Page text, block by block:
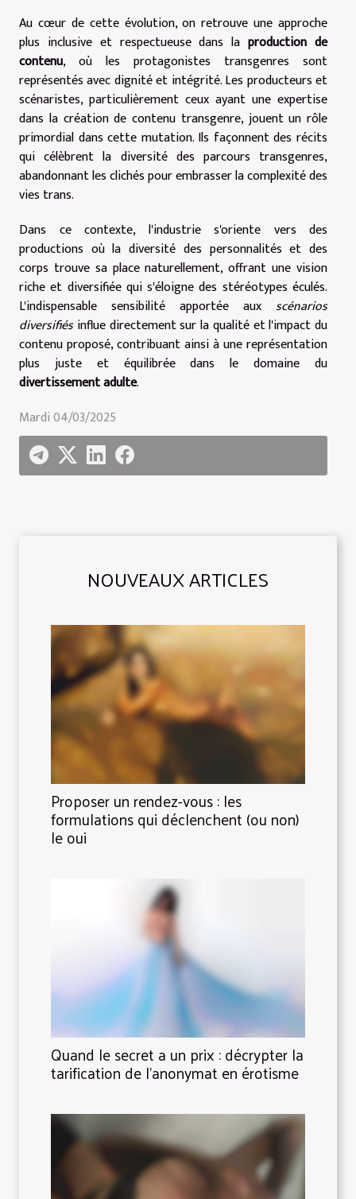
Au cœur de cette évolution, on retrouve une approche
plus inclusive et respectueuse dans laproduction de
contenu, où les protagonistes transgenres sont
représentés avec dignité et intégrité. Les producteurs et
scénaristes, particulièrement ceux ayant une expertise
dans la création de contenu transgenre, jouent un rôle
primordial dans cette mutation. Ils façonnent des récits
qui célèbrent la diversité des parcours transgenres,
abandonnant les clichés pour embrasser la complexité des
vies trans.
Dans ce contexte, l'industrie s'oriente vers des
productions où la diversité des personnalités et des
corps trouve sa place naturellement, offrant une vision
riche et diversifiée qui s'éloigne des stéréotypes éculés.
L'indispensable sensibilité apportée aux scénarios
diversifiésinflue directement sur la qualité et l'impact du
contenu proposé, contribuant ainsi à une représentation
plus juste et équilibrée dans le domaine du
divertissement adulte.
Mardi 04/03/2025
NOUVEAUX ARTICLES
Proposer un rendez-vous : les
formulations qui déclenchent (ou non)
le oui
Quand le secret a un prix : décrypter la
tarification de l’anonymat en érotisme